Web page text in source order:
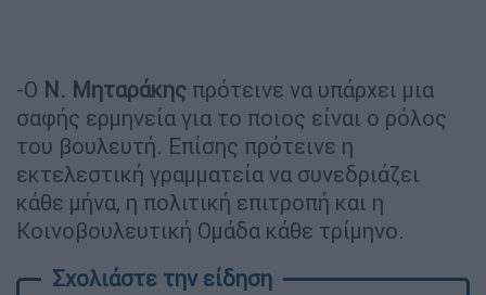
-Ο Ν. Μηταράκης πρότεινε να υπάρχει μια
σαφής ερμηνεία για το ποιος είναι ο ρόλος
του βουλευτή. Επίσης πρότεινε η
εκτελεστική γραμματεία να συνεδριάζει
κάθε μήνα, η πολιτική επιτροπή και η
Κοινοβουλευτική Ομάδα κάθε τρίμηνο.